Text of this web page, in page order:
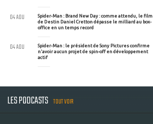
Spider-Man : Brand New Day : comme attendu, le film
de Destin Daniel Cretton dépasse le milliard au box-
office en un temps record
04 AOU
Spider-Man : le président de Sony Pictures confirme
n'avoir aucun projet de spin-off en développement
actif
04 AOU
LES PODCASTS TOUT VOIR